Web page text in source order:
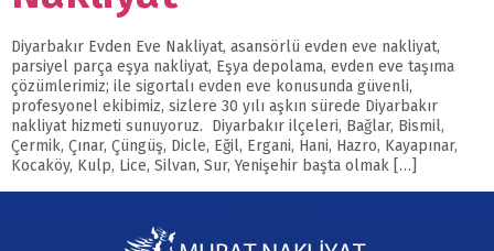
Diyarbakır Evden Eve Nakliyat, asansörlü evden eve nakliyat,
parsiyel parça eşya nakliyat, Eşya depolama, evden eve taşıma
çözümlerimiz; ile sigortalı evden eve konusunda güvenli,
profesyonel ekibimiz, sizlere 30 yılı aşkın sürede Diyarbakır
nakliyat hizmeti sunuyoruz. Diyarbakır ilçeleri, Bağlar, Bismil,
Çermik, Çınar, Çüngüş, Dicle, Eğil, Ergani, Hani, Hazro, Kayapınar,
Kocaköy, Kulp, Lice, Silvan, Sur, Yenişehir başta olmak […]